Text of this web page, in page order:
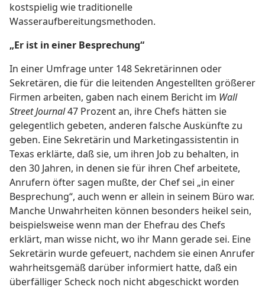
kostspielig wie traditionelle
Wasseraufbereitungsmethoden.
„Er ist in einer Besprechung“
In einer Umfrage unter 148 Sekretärinnen oder
Sekretären, die für die leitenden Angestellten größerer
Firmen arbeiten, gaben nach einem Bericht im Wall
Street Journal47 Prozent an, ihre Chefs hätten sie
gelegentlich gebeten, anderen falsche Auskünfte zu
geben. Eine Sekretärin und Marketingassistentin in
Texas erklärte, daß sie, um ihren Job zu behalten, in
den 30 Jahren, in denen sie für ihren Chef arbeitete,
Anrufern öfter sagen mußte, der Chef sei „in einer
Besprechung“, auch wenn er allein in seinem Büro war.
Manche Unwahrheiten können besonders heikel sein,
beispielsweise wenn man der Ehefrau des Chefs
erklärt, man wisse nicht, wo ihr Mann gerade sei. Eine
Sekretärin wurde gefeuert, nachdem sie einen Anrufer
wahrheitsgemäß darüber informiert hatte, daß ein
überfälliger Scheck noch nicht abgeschickt worden